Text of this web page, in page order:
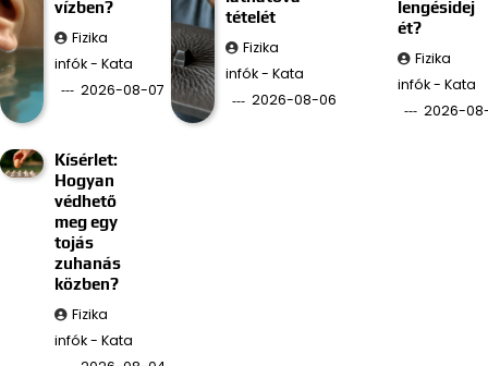
vízben?
Fizika
infók - Kata
2026-08-07
tételét
Fizika
infók - Kata
2026-08-06
lengésidej
ét?
Fizika
infók - Kata
2026-
Kísérlet:
Hogyan
védhető
meg egy
tojás
zuhanás
közben?
Fizika
infók - Kata